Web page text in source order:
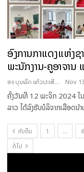
ອົງການກາແດງແຫ່ງ
ພະນັກງານ-ຄູອາຈານ
ອຈ ບຸນເລີດ ແກ້ວປະເສີດ Nov
ຄັ້ງວັນທີ 12 ພະຈິກ 2024 ໃ
ລາວ ໄດ້ລົງຮັບບໍລິຈາກເລືອດນໍ
ກັບຄືນ 1 … 6
ຕໍ່ໄປ